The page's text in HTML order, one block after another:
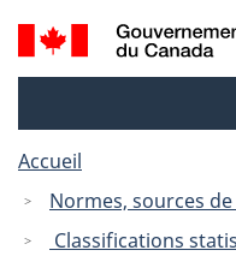
Recherche
et
Accueil
Normes, sources
Classifications